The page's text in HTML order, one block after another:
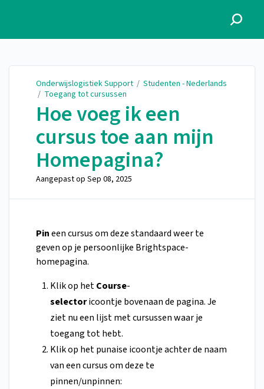
Onderwijslogistiek Support / Studenten - Nederlands
/ Toegang tot cursussen
Hoe voeg ik een
cursus toe aan mijn
Homepagina?
Aangepast op Sep 08, 2025
Pineen cursus om deze standaard weer te
geven op je persoonlijke Brightspace-
homepagina.
Klik op hetCourse-
selectoricoontje bovenaan de pagina. Je
ziet nu een lijst met cursussen waar je
toegang tot hebt.
Klik op het punaise icoontje achter de naam
van een cursus om deze te
pinnen/unpinnen: